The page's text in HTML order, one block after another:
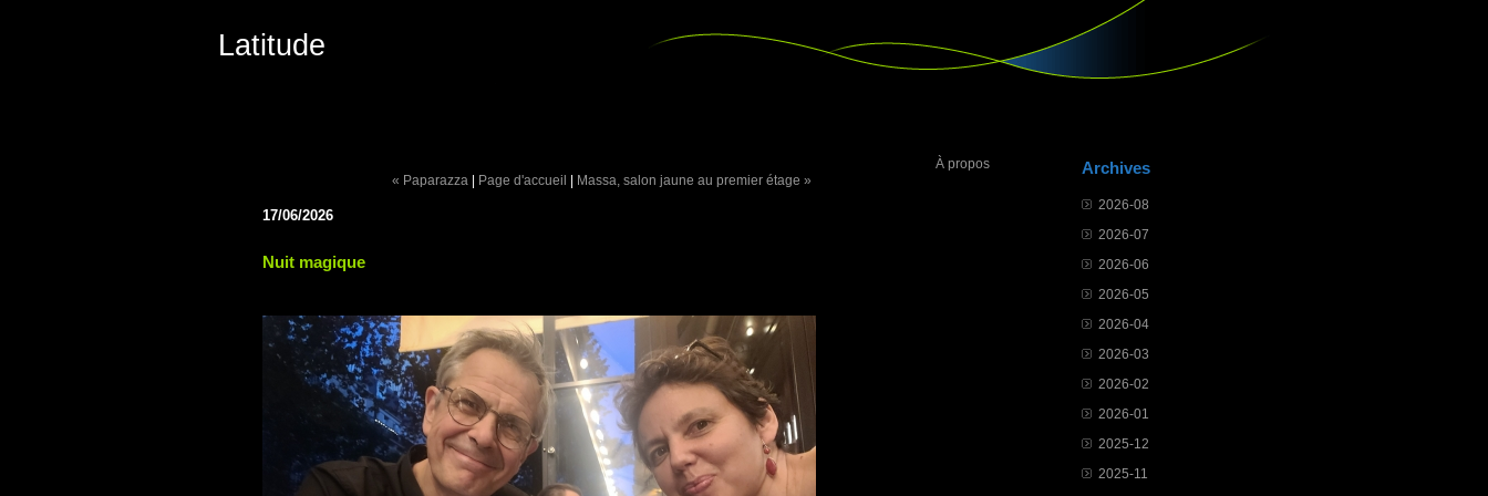
Latitude
Archives
2026-08
2026-07
2026-06
2026-05
2026-04
2026-03
2026-02
2026-01
2025-12
2025-11
À propos
« Paparazza | Page d'accueil | Massa, salon jaune au premier étage »
17/06/2026
Nuit magique